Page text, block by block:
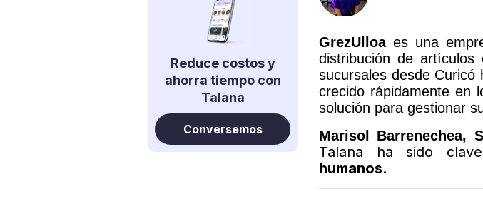
Reduce costos y
ahorra tiempo con
Talana
Conversemos
GrezUlloaes una
distribución de
sucursales desde Curicó
crecido rápidamente en
solución para gestionar
Marisol Barrenechea,
Talana ha sido
humanos.